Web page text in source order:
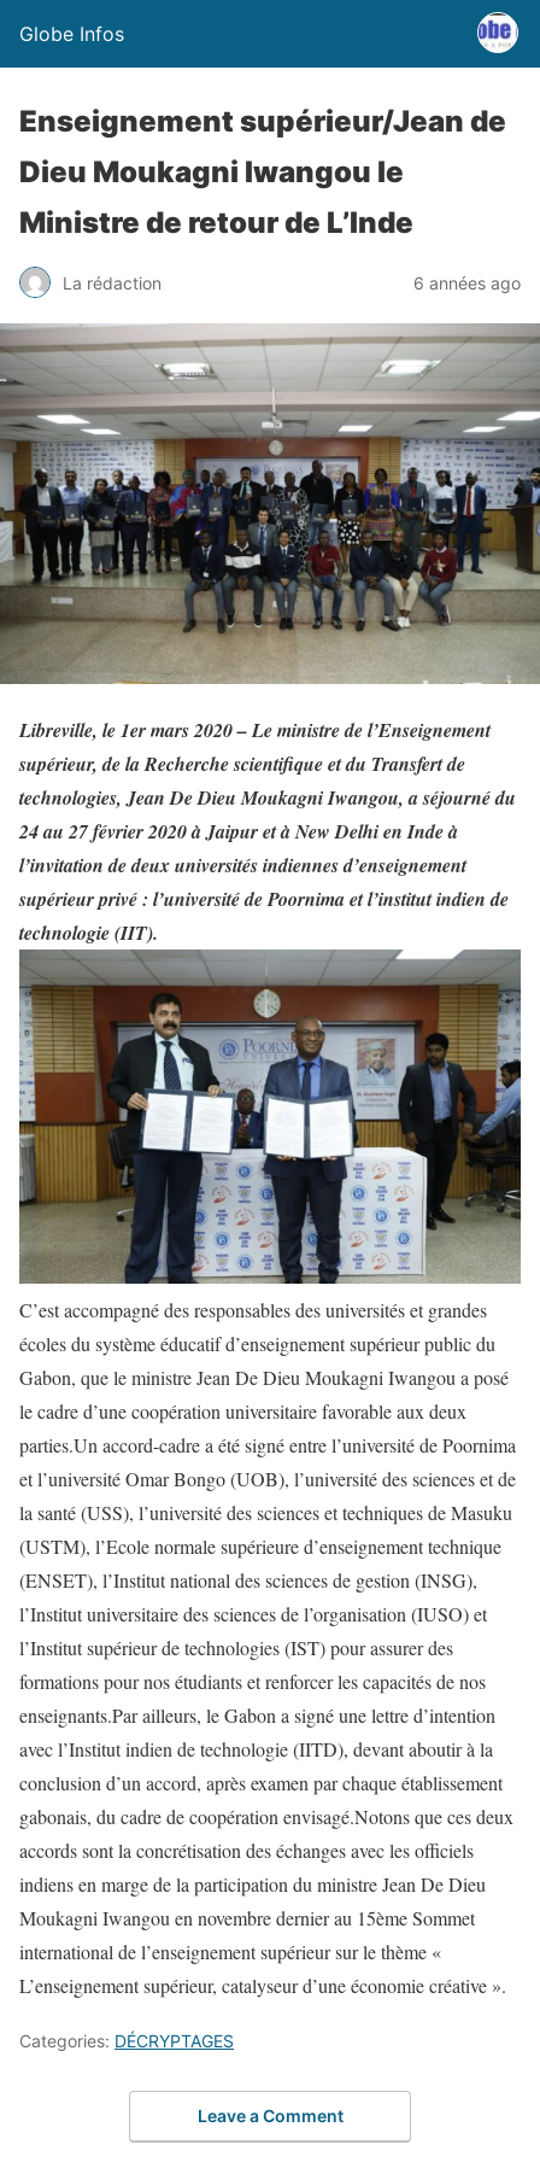
Globe Infos
Enseignement supérieur/Jean de
Dieu Moukagni Iwangou le
Ministre de retour de L’Inde
La rédaction 6 années ago
Libreville, le 1er mars 2020 – Le ministre de l’Enseignement
supérieur, de la Recherche scientifique et du Transfert de
technologies, Jean De Dieu Moukagni Iwangou, a séjourné du
24 au 27 février 2020 à Jaipur et à New Delhi en Inde à
l’invitation de deux universités indiennes d’enseignement
supérieur privé : l’université de Poornima et l’institut indien de
technologie (IIT).
C’est accompagné des responsables des universités et grandes
écoles du système éducatif d’enseignement supérieur public du
Gabon, que le ministre Jean De Dieu Moukagni Iwangou a posé
le cadre d’une coopération universitaire favorable aux deux
parties.Un accord-cadre a été signé entre l’université de Poornima
et l’université Omar Bongo (UOB), l’université des sciences et de
la santé (USS), l’université des sciences et techniques de Masuku
(USTM), l’Ecole normale supérieure d’enseignement technique
(ENSET), l’Institut national des sciences de gestion (INSG),
l’Institut universitaire des sciences de l’organisation (IUSO) et
l’Institut supérieur de technologies (IST) pour assurer des
formations pour nos étudiants et renforcer les capacités de nos
enseignants.Par ailleurs, le Gabon a signé une lettre d’intention
avec l’Institut indien de technologie (IITD), devant aboutir à la
conclusion d’un accord, après examen par chaque établissement
gabonais, du cadre de coopération envisagé.Notons que ces deux
accords sont la concrétisation des échanges avec les officiels
indiens en marge de la participation du ministre Jean De Dieu
Moukagni Iwangou en novembre dernier au 15ème Sommet
international de l’enseignement supérieur sur le thème «
L’enseignement supérieur, catalyseur d’une économie créative ».
Categories: DÉCRYPTAGES
Leave a Comment